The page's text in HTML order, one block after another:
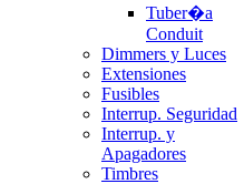
Tuber�a
Conduit
Dimmers y Luces
Extensiones
Fusibles
Interrup. Seguridad
Interrup. y
Apagadores
Timbres